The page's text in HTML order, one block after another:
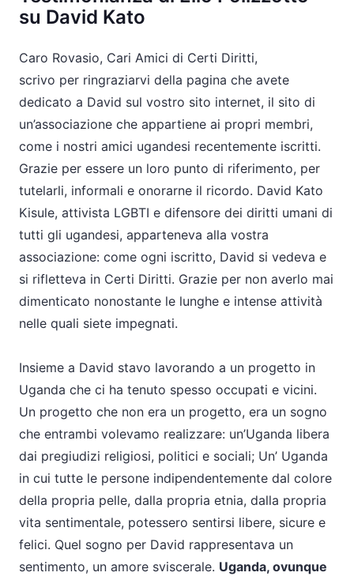
su David Kato
Caro Rovasio, Cari Amici di Certi Diritti,
scrivo per ringraziarvi della pagina che avete
dedicato a David sul vostro sito internet, il sito di
un’associazione che appartiene ai propri membri,
come i nostri amici ugandesi recentemente iscritti.
Grazie per essere un loro punto di riferimento, per
tutelarli, informali e onorarne il ricordo. David Kato
Kisule, attivista LGBTI e difensore dei diritti umani di
tutti gli ugandesi, apparteneva alla vostra
associazione: come ogni iscritto, David si vedeva e
si rifletteva in Certi Diritti. Grazie per non averlo mai
dimenticato nonostante le lunghe e intense attività
nelle quali siete impegnati.
Insieme a David stavo lavorando a un progetto in
Uganda che ci ha tenuto spesso occupati e vicini.
Un progetto che non era un progetto, era un sogno
che entrambi volevamo realizzare: un’Uganda libera
dai pregiudizi religiosi, politici e sociali; Un’ Uganda
in cui tutte le persone indipendentemente dal colore
della propria pelle, dalla propria etnia, dalla propria
vita sentimentale, potessero sentirsi libere, sicure e
felici. Quel sogno per David rappresentava un
sentimento, un amore sviscerale. Uganda, ovunque